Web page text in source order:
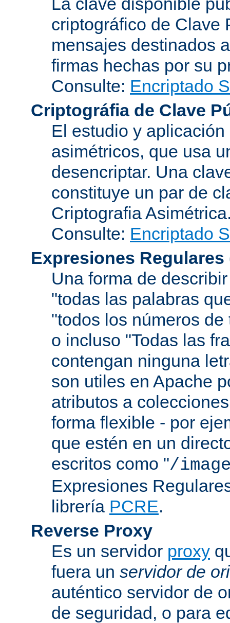
criptográfico de Clave
mensajes destinados
firmas hechas por su
Consulte: Encriptado
Criptográfia de Clave
El estudio y
asimétricos, que usa
desencriptar. Una
constituye un par de
Criptografia
Consulte: Encriptado
Expresiones Regulares
Una forma de
"todas las palabras
"todos los números
o incluso "Todas las
contengan ninguna
son utiles en Apache
atributos a
forma flexible - por
que estén en un
escritos como "/
Expresiones
librería PCRE.
Reverse Proxy
Es un servidor proxy
fuera un servidor de
auténtico servidor de
de seguridad, o para